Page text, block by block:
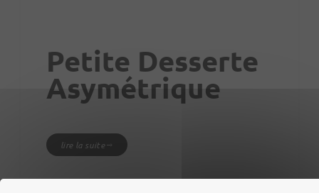
Petite Desserte
Asymétrique
lire la suite